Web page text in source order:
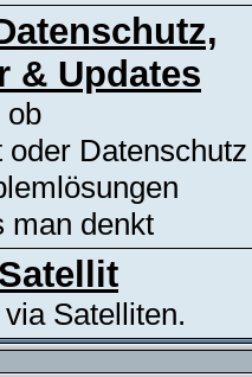
& Updates
ob
Datenschutz
man denkt
Satelliten.